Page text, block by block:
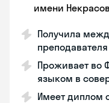
имени
Получила
Проживает во
языком в
Имеет диплом